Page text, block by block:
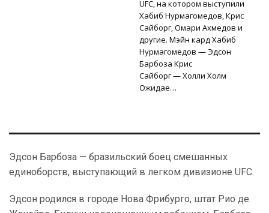
UFC, на котором выступили
Хабиб Нурмагомедов, Крис
Сайборг, Омари Ахмедов и
другие. Мэйн кард Хабиб
Нурмагомедов — Эдсон
Барбоза Крис
Сайборг — Холли Холм
Ожидае…
Эдсон Барбоза — бразильский боец смешанных
единоборств, выступающий в легком дивизионе UFC.
Эдсон родился в городе Нова Фрибурго, штат Рио де